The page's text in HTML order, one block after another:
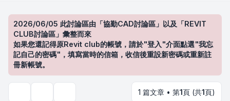
2026/06/05 此討論區由「協勤CAD討論區」以及「REVIT
CLUB討論區」彙整而來
如果您還記得原Revit club的帳號，請於"登入"介面點選"我忘
記自己的密碼"，填寫當時的信箱，收信後重設新密碼或重新註
冊新帳號。
1 篇文章 • 第1頁 (共1頁)